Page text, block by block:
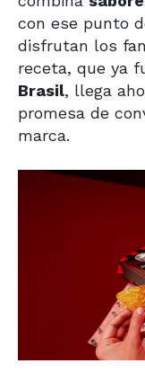
con ese punto
disfrutan los
receta, que ya
Brasil, llega
promesa de
marca.